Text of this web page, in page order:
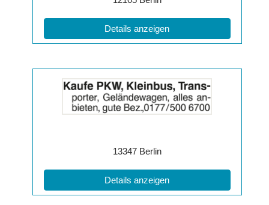
Details anzeigen(ID: 2064137)
der
Anzeige
2064211
Info:
Postleitzahl:
13347 Ort:
Berlin
Details anzeigen(ID: 2064211)